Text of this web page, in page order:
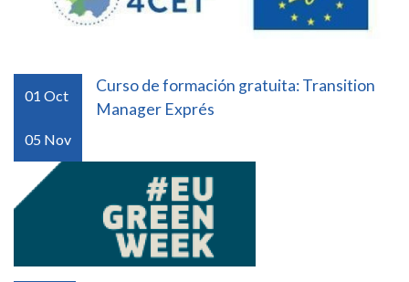
01 Oct
05 Nov
Curso de formación gratuita: Transition
Manager Exprés